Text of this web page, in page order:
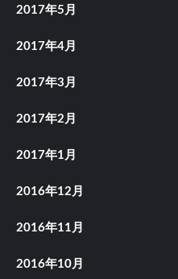
2017年5月
2017年4月
2017年3月
2017年2月
2017年1月
2016年12月
2016年11月
2016年10月